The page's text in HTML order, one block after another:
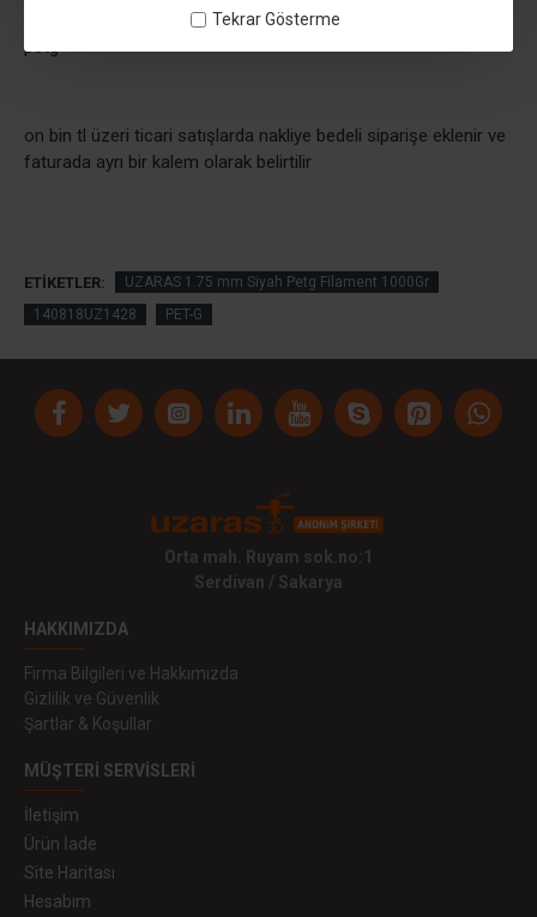
Tekrar Gösterme
petg
on bin tl üzeri ticari satışlarda nakliye bedeli siparişe eklenir ve
faturada ayrı bir kalem olarak belirtilir
ETIKETLER:
UZARAS 1.75 mm Siyah Petg Filament 1000Gr
140818UZ1428
PET-G
Orta mah. Ruyam sok.no:1
Serdivan / Sakarya
HAKKIMIZDA
Firma Bilgileri ve Hakkımızda
Gizlilik ve Güvenlik
Şartlar & Koşullar
MÜŞTERI SERVISLERI
İletişim
Ürün İade
Site Haritası
Hesabım